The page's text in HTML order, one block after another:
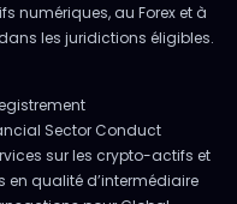
numériques, au Forex et à
les juridictions éligibles.
Sector Conduct
sur les crypto-actifs et
en qualité d’intermédiaire